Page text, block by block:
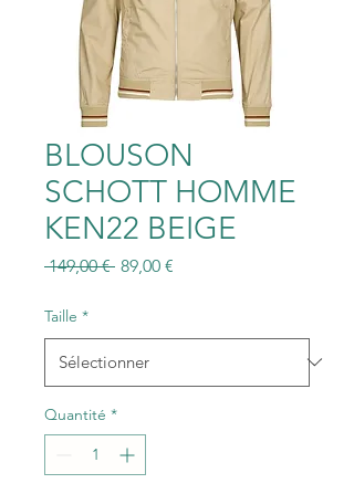
BLOUSON
SCHOTT HOMME
KEN22 BEIGE
149,00 € Prix
89,00 €
Taille *
Quantité *